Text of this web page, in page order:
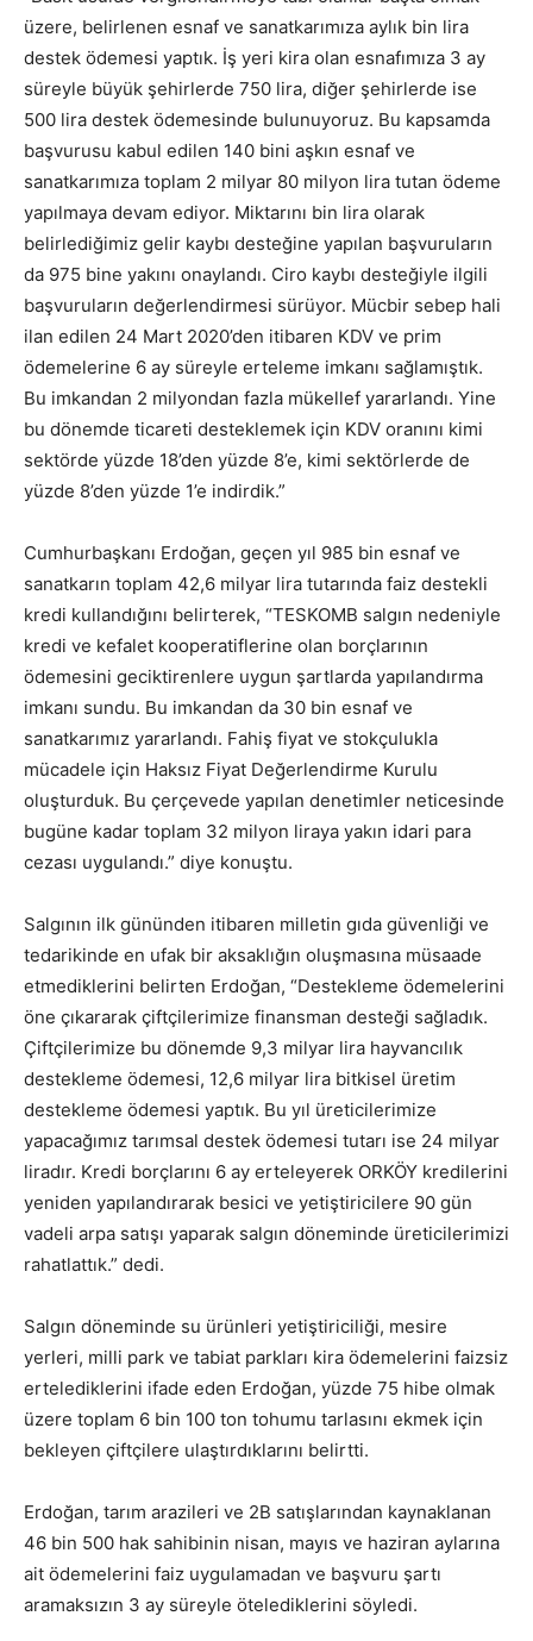
üzere, belirlenen esnaf ve sanatkarımıza aylık bin lira
destek ödemesi yaptık. İş yeri kira olan esnafımıza 3 ay
süreyle büyük şehirlerde 750 lira, diğer şehirlerde ise
500 lira destek ödemesinde bulunuyoruz. Bu kapsamda
başvurusu kabul edilen 140 bini aşkın esnaf ve
sanatkarımıza toplam 2 milyar 80 milyon lira tutan ödeme
yapılmaya devam ediyor. Miktarını bin lira olarak
belirlediğimiz gelir kaybı desteğine yapılan başvuruların
da 975 bine yakını onaylandı. Ciro kaybı desteğiyle ilgili
başvuruların değerlendirmesi sürüyor. Mücbir sebep hali
ilan edilen 24 Mart 2020’den itibaren KDV ve prim
ödemelerine 6 ay süreyle erteleme imkanı sağlamıştık.
Bu imkandan 2 milyondan fazla mükellef yararlandı. Yine
bu dönemde ticareti desteklemek için KDV oranını kimi
sektörde yüzde 18’den yüzde 8’e, kimi sektörlerde de
yüzde 8’den yüzde 1’e indirdik.”
Cumhurbaşkanı Erdoğan, geçen yıl 985 bin esnaf ve
sanatkarın toplam 42,6 milyar lira tutarında faiz destekli
kredi kullandığını belirterek, “TESKOMB salgın nedeniyle
kredi ve kefalet kooperatiflerine olan borçlarının
ödemesini geciktirenlere uygun şartlarda yapılandırma
imkanı sundu. Bu imkandan da 30 bin esnaf ve
sanatkarımız yararlandı. Fahiş fiyat ve stokçulukla
mücadele için Haksız Fiyat Değerlendirme Kurulu
oluşturduk. Bu çerçevede yapılan denetimler neticesinde
bugüne kadar toplam 32 milyon liraya yakın idari para
cezası uygulandı.” diye konuştu.
Salgının ilk gününden itibaren milletin gıda güvenliği ve
tedarikinde en ufak bir aksaklığın oluşmasına müsaade
etmediklerini belirten Erdoğan, “Destekleme ödemelerini
öne çıkararak çiftçilerimize finansman desteği sağladık.
Çiftçilerimize bu dönemde 9,3 milyar lira hayvancılık
destekleme ödemesi, 12,6 milyar lira bitkisel üretim
destekleme ödemesi yaptık. Bu yıl üreticilerimize
yapacağımız tarımsal destek ödemesi tutarı ise 24 milyar
liradır. Kredi borçlarını 6 ay erteleyerek ORKÖY kredilerini
yeniden yapılandırarak besici ve yetiştiricilere 90 gün
vadeli arpa satışı yaparak salgın döneminde üreticilerimizi
rahatlattık.” dedi.
Salgın döneminde su ürünleri yetiştiriciliği, mesire
yerleri, milli park ve tabiat parkları kira ödemelerini faizsiz
ertelediklerini ifade eden Erdoğan, yüzde 75 hibe olmak
üzere toplam 6 bin 100 ton tohumu tarlasını ekmek için
bekleyen çiftçilere ulaştırdıklarını belirtti.
Erdoğan, tarım arazileri ve 2B satışlarından kaynaklanan
46 bin 500 hak sahibinin nisan, mayıs ve haziran aylarına
ait ödemelerini faiz uygulamadan ve başvuru şartı
aramaksızın 3 ay süreyle ötelediklerini söyledi.